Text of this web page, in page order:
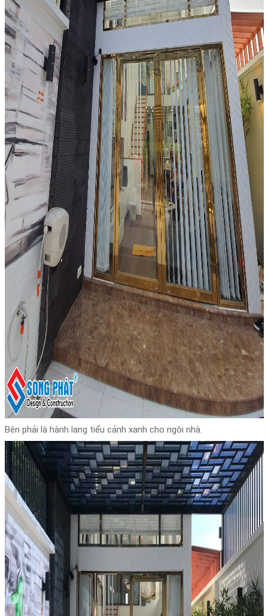
Bên phải là hành lang tiểu cảnh xanh cho ngôi nhà.